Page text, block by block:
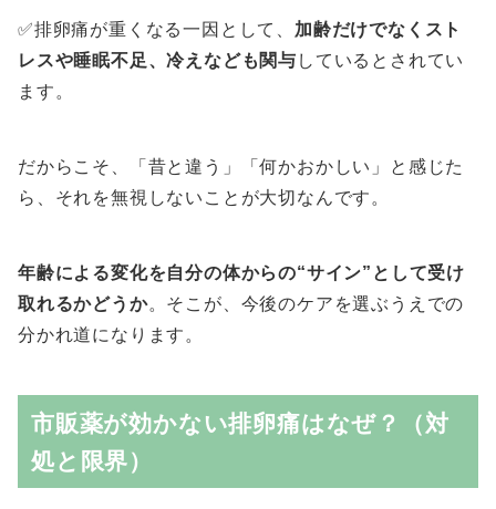
✅排卵痛が重くなる一因として、 加齢だけでなくスト
レスや睡眠不足、冷えなども関与 しているとされてい
ます。
だからこそ、「昔と違う」「何かおかしい」と感じた
ら、それを無視しないことが大切なんです。
年齢による変化を自分の体からの“サイン”として受け
取れるかどうか。そこが、今後のケアを選ぶうえでの
分かれ道になります。
市販薬が効かない排卵痛はなぜ？（対
処と限界）